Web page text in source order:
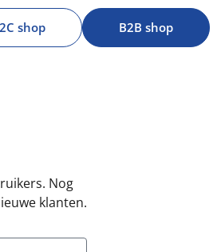
shop​ B2B shop​
Nog
klanten.